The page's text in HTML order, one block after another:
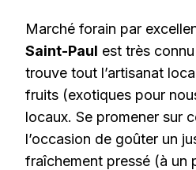
Marché forain par
Saint-Paul est très
trouve tout l’artisanat
fruits (exotiques pour
locaux. Se promener sur
l’occasion de goûter un
fraîchement pressé (à un